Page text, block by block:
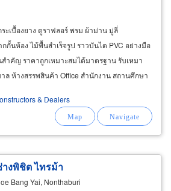
ะเบื้องยาง ดูราฟลอร์ พรม ผ้าม่าน มู่ลี่
กั้นห้อง ไม้พื้นสำเร็จรูป ราวบันได PVC อย่างมือ
ำคัญ ราคาถูกเหมาะสมได้มาตรฐาน รับเหมา
ล ห้างสรรพสินค้า Office สำนักงาน สถานศึกษา
& Dealers
งพิชิต ไทรม้า
Bang Yai, Nonthaburi